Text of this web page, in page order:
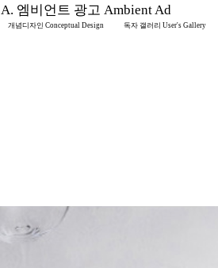
A. 엠비언트 광고 Ambient Ad
개념디자인 Conceptual Design 독자 갤러리 User's Gallery